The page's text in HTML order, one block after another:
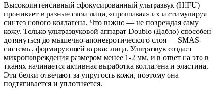
Высокоинтенсивный сфокусированный ультразвук (HIFU)
проникает в разные слои лица, «прошивая» их и стимулируя
синтез нового коллагена. Что важно — не повреждая саму
кожу. Только ультразвуковой аппарат Doublo (Дабло) способен
дотянуться до мышечно-апоневротического слоя — SMAS-
системы, формирующей каркас лица. Ультразвук создает
микроповреждения размером менее 1-2 мм, и в ответ на это в
тканях начинается активная выработка коллагена и эластина.
Эти белки отвечают за упругость кожи, поэтому она
подтягивается и уплотняется.